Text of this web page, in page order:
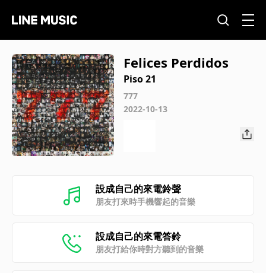
Felices Perdidos
Piso 21
777
2022-10-13
設成自己的來電鈴聲
朋友打來時手機響起的音樂
設成自己的來電答鈴
朋友打給你時對方聽到的音樂